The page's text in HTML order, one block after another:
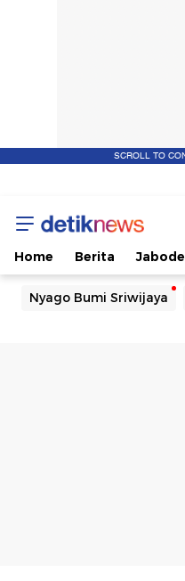
SCROLL TO
Home Berita
Nyago Bumi Sriwijaya